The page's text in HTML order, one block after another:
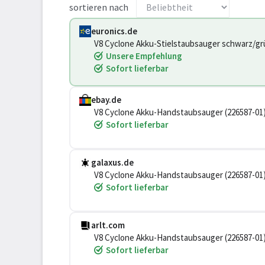
sortieren nach
euronics.de
V8 Cyclone Akku-Stielstaubsauger schwarz/
Unsere Empfehlung
Sofort lieferbar
ebay.de
V8 Cyclone Akku-Handstaubsauger (226587-01)
Sofort lieferbar
galaxus.de
V8 Cyclone Akku-Handstaubsauger (226587-01)
Sofort lieferbar
arlt.com
V8 Cyclone Akku-Handstaubsauger (226587-01)
Sofort lieferbar